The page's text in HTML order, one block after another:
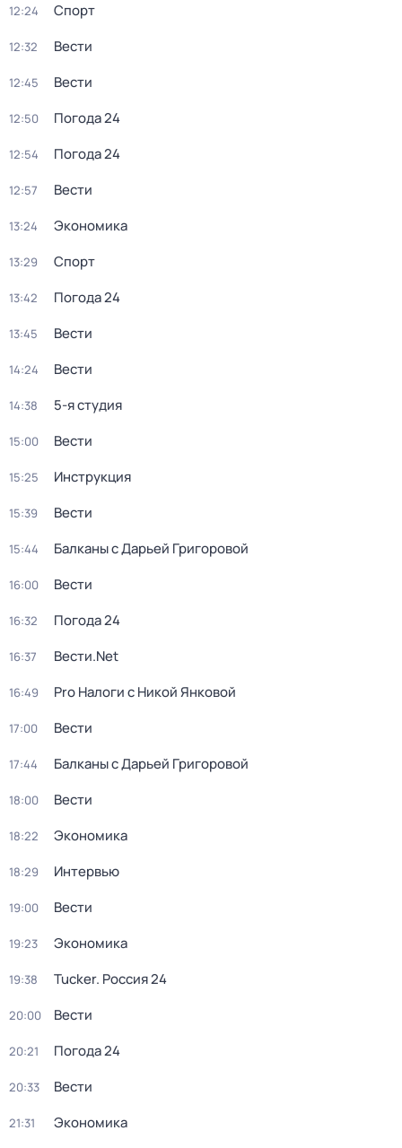
12:24 Спорт
12:32 Вести
12:45 Вести
12:50 Погода 24
12:54 Погода 24
12:57 Вести
13:24 Экономика
13:29 Спорт
13:42 Погода 24
13:45 Вести
14:24 Вести
14:38 5-я студия
15:00 Вести
15:25 Инструкция
15:39 Вести
15:44 Балканы с Дарьей Григоровой
16:00 Вести
16:32 Погода 24
16:37 Вести.Net
16:49 Pro Налоги с Никой Янковой
17:00 Вести
17:44 Балканы с Дарьей Григоровой
18:00 Вести
18:22 Экономика
18:29 Интервью
19:00 Вести
19:23 Экономика
19:38 Tucker. Россия 24
20:00 Вести
20:21 Погода 24
20:33 Вести
21:31 Экономика